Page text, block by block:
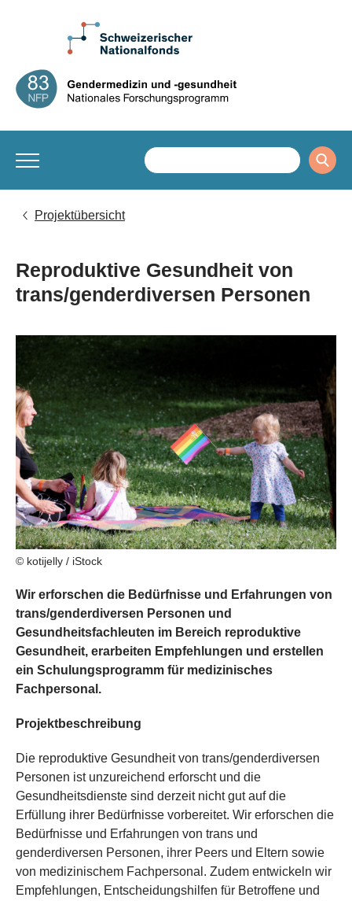
Projektübersicht
Reproduktive Gesundheit von
trans/genderdiversen Personen
© kotijelly / iStock
Wir erforschen die Bedürfnisse und Erfahrungen von
trans/genderdiversen Personen und
Gesundheitsfachleuten im Bereich reproduktive
Gesundheit, erarbeiten Empfehlungen und erstellen
ein Schulungsprogramm für medizinisches
Fachpersonal.
Projektbeschreibung
Die reproduktive Gesundheit von trans/genderdiversen
Personen ist unzureichend erforscht und die
Gesundheitsdienste sind derzeit nicht gut auf die
Erfüllung ihrer Bedürfnisse vorbereitet. Wir erforschen die
Bedürfnisse und Erfahrungen von trans und
genderdiversen Personen, ihrer Peers und Eltern sowie
von medizinischem Fachpersonal. Zudem entwickeln wir
Empfehlungen, Entscheidungshilfen für Betroffene und